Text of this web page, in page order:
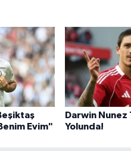
Evim"
Darwin
Yolunda!